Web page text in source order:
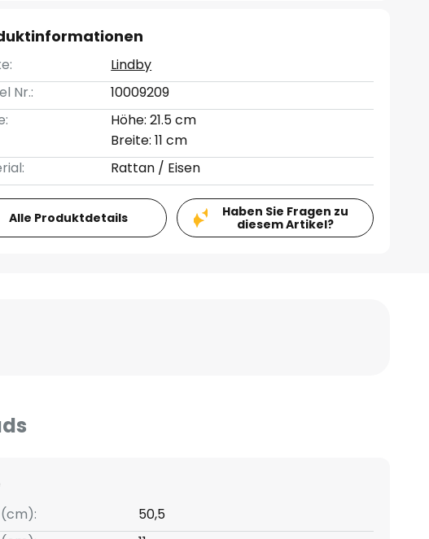
Lindby
Nr.:
10009209
Höhe: 21.5 cm
Breite: 11 cm
Rattan / Eisen
Alle Produktdetails
Haben Sie Fragen zu
diesem Artikel?
50,5